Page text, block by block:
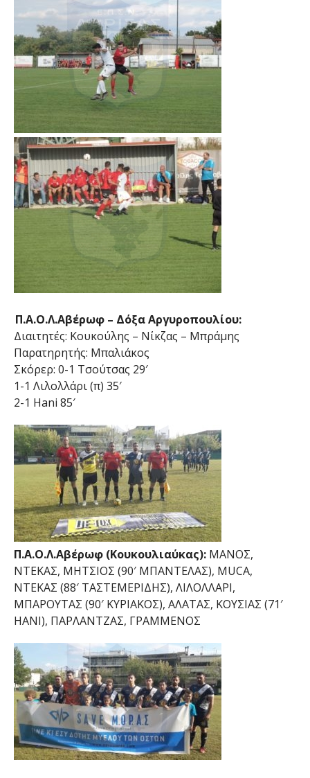
Π.Α.Ο.Λ.Αβέρωφ – Δόξα Αργυροπουλίου:
Διαιτητές: Κουκούλης – Νίκζας – Μπράμης
Παρατηρητής: Μπαλιάκος
Σκόρερ: 0-1 Τσούτσας 29′
1-1 Λιλολλάρι (π) 35′
2-1 Hani 85′
Π.Α.Ο.Λ.Αβέρωφ (Κουκουλιαύκας): ΜΑΝΟΣ,
ΝΤΕΚΑΣ, ΜΗΤΣΙΟΣ (90′ ΜΠΑΝΤΕΛΑΣ), MUCA,
ΝΤΕΚΑΣ (88′ ΤΑΣΤΕΜΕΡΙΔΗΣ), ΛΙΛΟΛΛΑΡΙ,
ΜΠΑΡΟΥΤΑΣ (90′ ΚΥΡΙΑΚΟΣ), ΑΛΑΤΑΣ, ΚΟΥΣΙΑΣ (71′
HANI), ΠΑΡΛΑΝΤΖΑΣ, ΓΡΑΜΜΕΝΟΣ